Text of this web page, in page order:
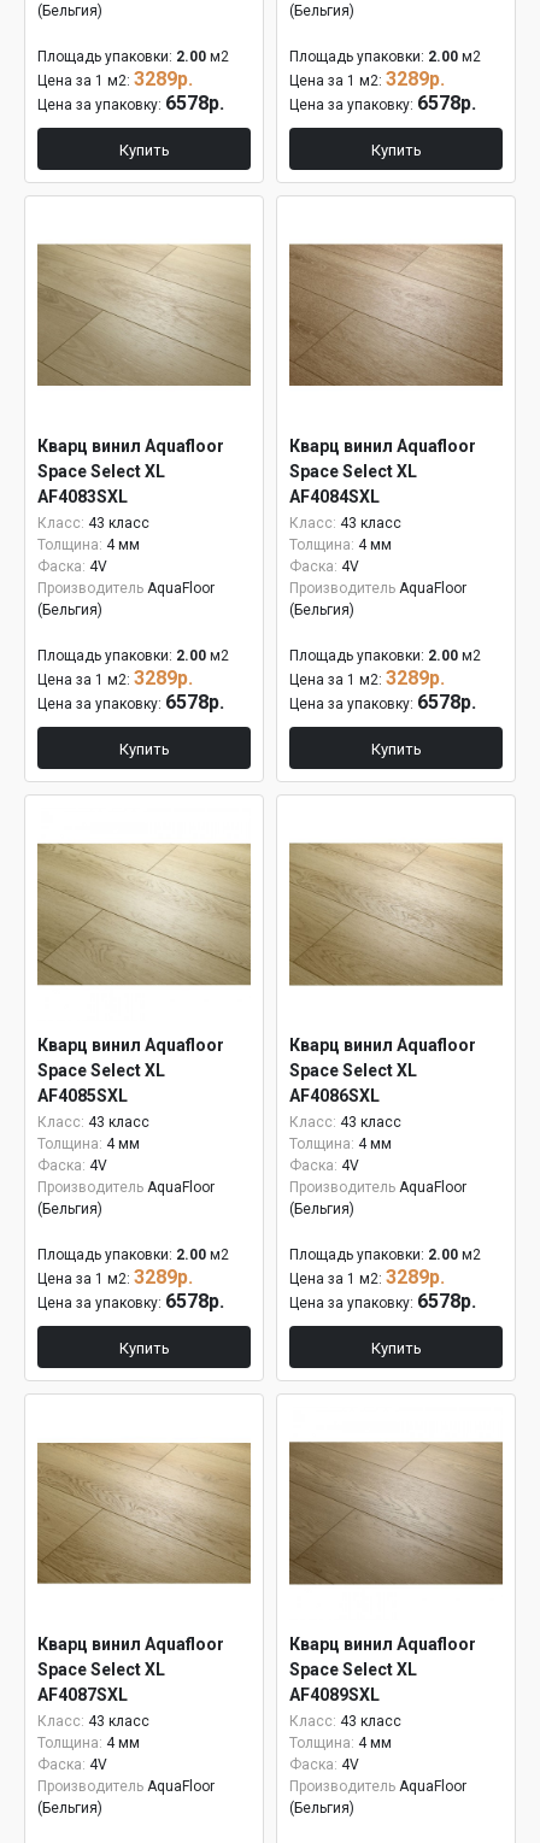
(Бельгия)
Площадь упаковки: 2.00 м2
Цена за 1 м2: 3289р.
Цена за упаковку: 6578р.
Купить
(Бельгия)
Площадь упаковки: 2.00 м2
Цена за 1 м2: 3289р.
Цена за упаковку: 6578р.
Купить
Кварц винил Aquafloor
Space Select XL
AF4083SXL
Класс: 43 класс
Толщина: 4 мм
Фаска: 4V
Производитель AquaFloor
(Бельгия)
Площадь упаковки: 2.00 м2
Цена за 1 м2: 3289р.
Цена за упаковку: 6578р.
Купить
Кварц винил Aquafloor
Space Select XL
AF4084SXL
Класс: 43 класс
Толщина: 4 мм
Фаска: 4V
Производитель AquaFloor
(Бельгия)
Площадь упаковки: 2.00 м2
Цена за 1 м2: 3289р.
Цена за упаковку: 6578р.
Купить
Кварц винил Aquafloor
Space Select XL
AF4085SXL
Класс: 43 класс
Толщина: 4 мм
Фаска: 4V
Производитель AquaFloor
(Бельгия)
Площадь упаковки: 2.00 м2
Цена за 1 м2: 3289р.
Цена за упаковку: 6578р.
Купить
Кварц винил Aquafloor
Space Select XL
AF4086SXL
Класс: 43 класс
Толщина: 4 мм
Фаска: 4V
Производитель AquaFloor
(Бельгия)
Площадь упаковки: 2.00 м2
Цена за 1 м2: 3289р.
Цена за упаковку: 6578р.
Купить
Кварц винил Aquafloor
Space Select XL
AF4087SXL
Класс: 43 класс
Толщина: 4 мм
Фаска: 4V
Производитель AquaFloor
(Бельгия)
Кварц винил Aquafloor
Space Select XL
AF4089SXL
Класс: 43 класс
Толщина: 4 мм
Фаска: 4V
Производитель AquaFloor
(Бельгия)